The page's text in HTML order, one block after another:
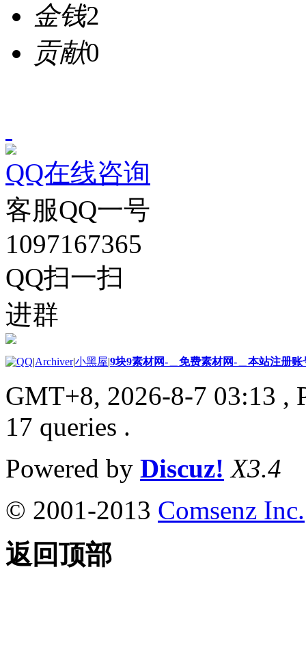
金钱2
贡献0
QQ在线咨询
客服QQ一号
1097167365
QQ扫一扫
进群
|Archiver|小黑屋|9块9素材网-＿免费素材网-＿本站注册账
GMT+8, 2026-8-7 03:13 ,
17 queries .
Powered by Discuz! X3.4
© 2001-2013 Comsenz Inc.
返回顶部